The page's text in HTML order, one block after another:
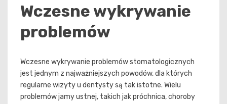
Wczesne wykrywanie
problemów
Wczesne wykrywanie problemów stomatologicznych
jest jednym z najważniejszych powodów, dla których
regularne wizyty u dentysty są tak istotne. Wielu
problemów jamy ustnej, takich jak próchnica, choroby